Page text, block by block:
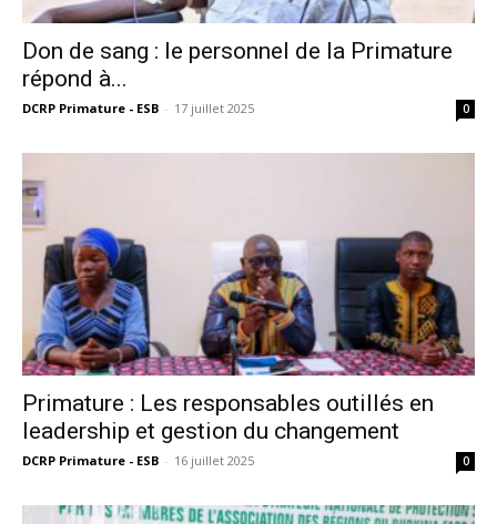
Don de sang : le personnel de la Primature
répond à...
DCRP Primature - ESB - 17 juillet 2025 0
Primature : Les responsables outillés en
leadership et gestion du changement
DCRP Primature - ESB - 16 juillet 2025 0